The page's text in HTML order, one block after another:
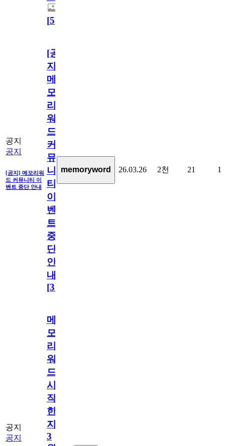
[5]
공지
공지
[공지] 메모리워
드 커뮤니티 이
벤트 중단 안내
[공
지]
메
모
리
워
드
커
뮤
니
티
이
벤
트
중
단
안
내
[31
memoryword 26.03.26 2천 21 1
공지
공지
메
모
리
워
드
시
작
한
지
3